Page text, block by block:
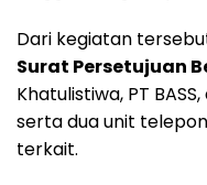
Dari kegiatan
Surat Persetujuan
Khatulistiwa, PT
serta dua unit
terkait.